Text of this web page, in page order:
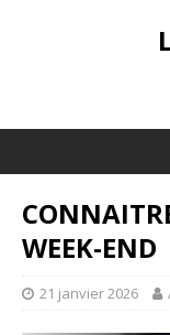
WEEK-END
21 janvier 2026